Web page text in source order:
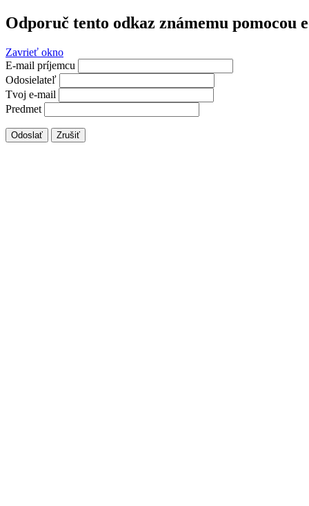
Odporuč tento odkaz známemu pomocou
Zavrieť okno
E-mail príjemcu
Odosielateľ
Tvoj e-mail
Predmet
Odoslať Zrušiť